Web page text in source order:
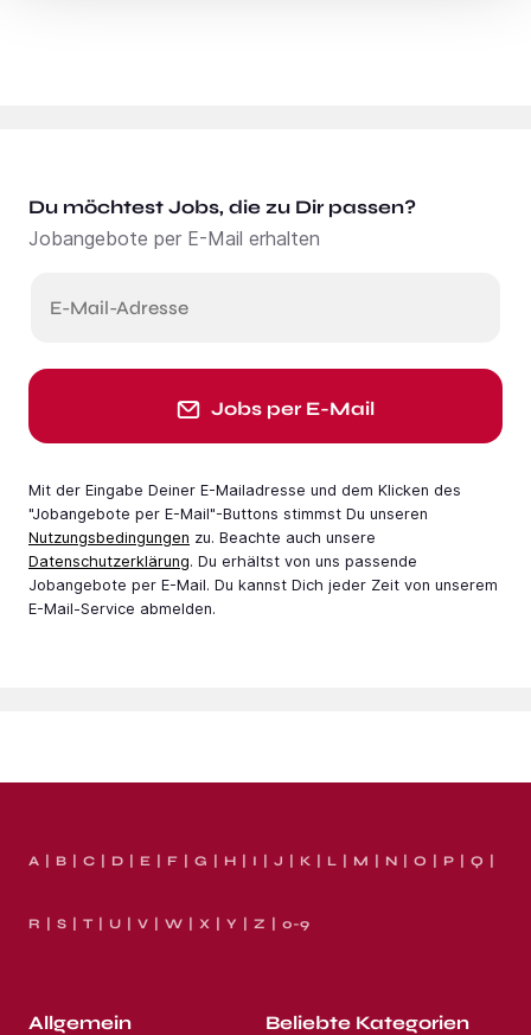
Du möchtest Jobs, die zu Dir passen?
Jobangebote per E-Mail erhalten
E-Mail-Adresse
Jobs per E-Mail
Mit der Eingabe Deiner E-Mail­adresse und dem Klicken des
"Jobangebote per E-Mail"-Buttons stimmst Du unseren
Nutzungsbedingungen zu. Beachte auch unsere
Datenschutzerklärung. Du erhältst von uns passende
Jobangebote per E-Mail. Du kannst Dich jeder Zeit von unserem
E-Mail-Service abmelden.
A B C D E F G H I J K L M N O P Q
R S T U V W X Y Z 0-9
Allgemein Beliebte Kategorien